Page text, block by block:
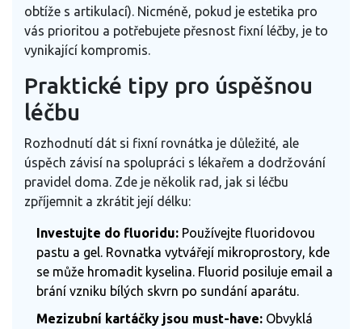
obtíže s artikulací). Nicméně, pokud je estetika pro
vás prioritou a potřebujete přesnost fixní léčby, je to
vynikající kompromis.
Praktické tipy pro úspěšnou
léčbu
Rozhodnutí dát si fixní rovnátka je důležité, ale
úspěch závisí na spolupráci s lékařem a dodržování
pravidel doma. Zde je několik rad, jak si léčbu
zpříjemnit a zkrátit její délku:
Investujte do fluoridu: Používejte fluoridovou
pastu a gel. Rovnatka vytvářejí mikroprostory, kde
se může hromadit kyselina. Fluorid posiluje email a
brání vzniku bílých skvrn po sundání aparátu.
Mezizubní kartáčky jsou must-have: Obvyklá